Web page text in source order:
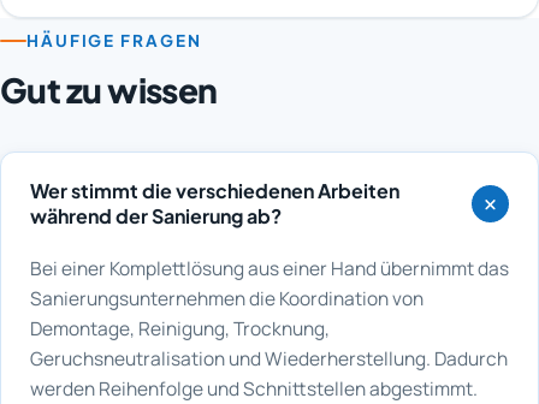
HÄUFIGE FRAGEN
Gut zu wissen
Wer stimmt die verschiedenen Arbeiten
während der Sanierung ab?
Bei einer Komplettlösung aus einer Hand übernimmt das
Sanierungsunternehmen die Koordination von
Demontage, Reinigung, Trocknung,
Geruchsneutralisation und Wiederherstellung. Dadurch
werden Reihenfolge und Schnittstellen abgestimmt.